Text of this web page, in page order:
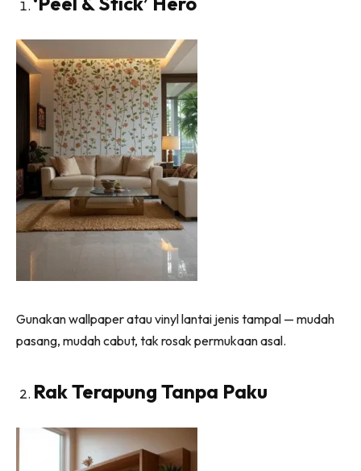
Landed
Buat Sendiri
Ilham Impiana
Ilham Impiana 360
Ilham Impiana Inspirasi Selebriti
Impiana TV
Casa Impiana
Impiana MakeOver
Lahar Dekor
Sembang Laman
Tip Laman
Hub Ideaktiv
Gunakan wallpaper atau vinyl lantai jenis tampal — mudah
pasang, mudah cabut, tak rosak permukaan asal.
Rak Terapung Tanpa Paku